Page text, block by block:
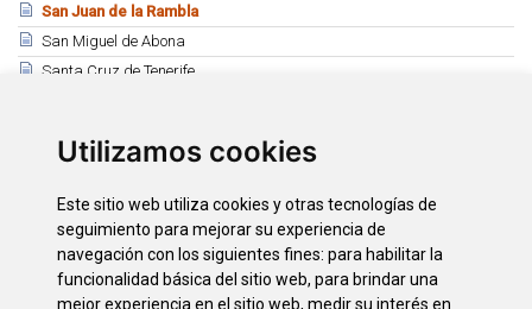
Utilizamos cookies
Este sitio web utiliza cookies y otras tecnologías de
seguimiento para mejorar su experiencia de
navegación con los siguientes fines: para habilitar la
funcionalidad básica del sitio web, para brindar una
mejor experiencia en el sitio web, medir su interés en
San Juan de la Rambla
San Miguel de Abona
Santa Cruz de Tenerife
El Sauzal
Tacoronte
El Tanque
Tegueste